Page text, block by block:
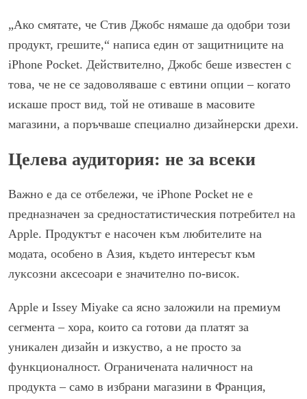
„Ако смятате, че Стив Джобс нямаше да одобри този
продукт, грешите,“ написа един от защитниците на
iPhone Pocket. Действително, Джобс беше известен с
това, че не се задоволяваше с евтини опции – когато
искаше прост вид, той не отиваше в масовите
магазини, а поръчваше специално дизайнерски дрехи.
Целева аудитория: не за всеки
Важно е да се отбележи, че iPhone Pocket не е
предназначен за средностатистическия потребител на
Apple. Продуктът е насочен към любителите на
модата, особено в Азия, където интересът към
луксозни аксесоари е значително по-висок.
Apple и Issey Miyake са ясно заложили на премиум
сегмента – хора, които са готови да платят за
уникален дизайн и изкуство, а не просто за
функционалност. Ограничената наличност на
продукта – само в избрани магазини в Франция,